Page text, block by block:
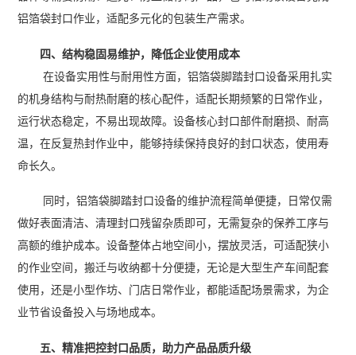
铝箔袋封口作业，适配多元化的包装生产需求。
四、结构稳固易维护，降低企业使用成本
在设备实用性与耐用性方面，铝箔袋脚踏封口设备采用扎实
的机身结构与耐热耐磨的核心配件，适配长期频繁的日常作业，
运行状态稳定，不易出现故障。设备核心封口部件耐磨损、耐高
温，在反复热封作业中，能够持续保持良好的封口状态，使用寿
命长久。
同时，铝箔袋脚踏封口设备的维护流程简单便捷，日常仅需
做好表面清洁、清理封口残留杂质即可，无需复杂的保养工序与
高额的维护成本。设备整体占地空间小，摆放灵活，可适配狭小
的作业空间，搬迁与收纳都十分便捷，无论是大型生产车间配套
使用，还是小型作坊、门店日常作业，都能适配场景需求，为企
业节省设备投入与场地成本。
五、精准把控封口品质，助力产品品质升级